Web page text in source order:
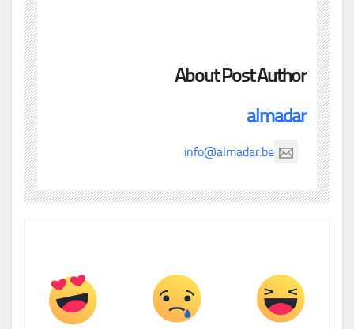
About Post Author
almadar
info@almadar.be